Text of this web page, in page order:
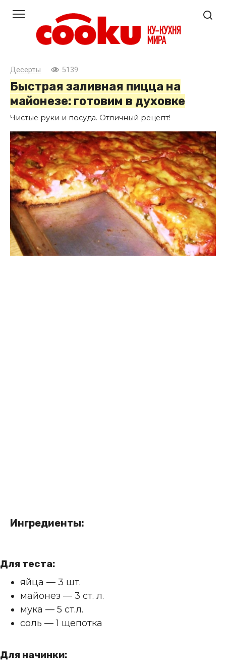
контенту
Десерты 5139
Быстрая заливная пицца на
майонезе: готовим в духовке
Чистые руки и посуда. Отличный рецепт!
Ингредиенты:
Для теста:
яйца — 3 шт.
майонез — 3 ст. л.
мука — 5 ст.л.
соль — 1 щепотка
Для начинки: